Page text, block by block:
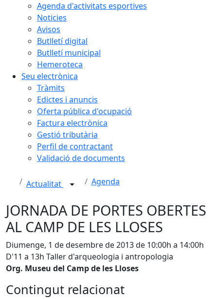
Agenda d'activitats esportives
Noticies
Avisos
Butlletí digital
Butlletí municipal
Hemeroteca
Seu electrònica
Tràmits
Edictes i anuncis
Oferta pública d'ocupació
Factura electrònica
Gestió tributària
Perfil de contractant
Validació de documents
Actualitat Agenda
JORNADA DE PORTES OBERTES
AL CAMP DE LES LLOSES
Diumenge, 1 de desembre de 2013 de 10:00h a 14:00h
D'11 a 13h Taller d'arqueologia i antropologia
Org. Museu del Camp de les Lloses
Contingut relacionat